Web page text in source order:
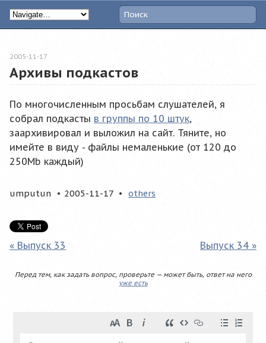
Архивы подкастов
2005-11-17
По многочисленным просьбам слушателей, я
собрал подкасты в группы по 10 штук,
заархивировал и выложил на сайт. Тяните, но
имейте в виду - файлы немаленькие (от 120 до
250Mb каждый)
umputun 2005-11-17 others
« Выпуск 33 Выпуск 34 »
Перед тем, как задать вопрос, проверьте — может быть, ответ на него
уже есть